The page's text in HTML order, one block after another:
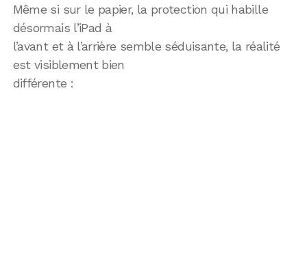
Même si sur le papier, la protection qui habille
désormais l’iPad à
l’avant et à l’arrière semble séduisante, la réalité
est visiblement bien
différente :